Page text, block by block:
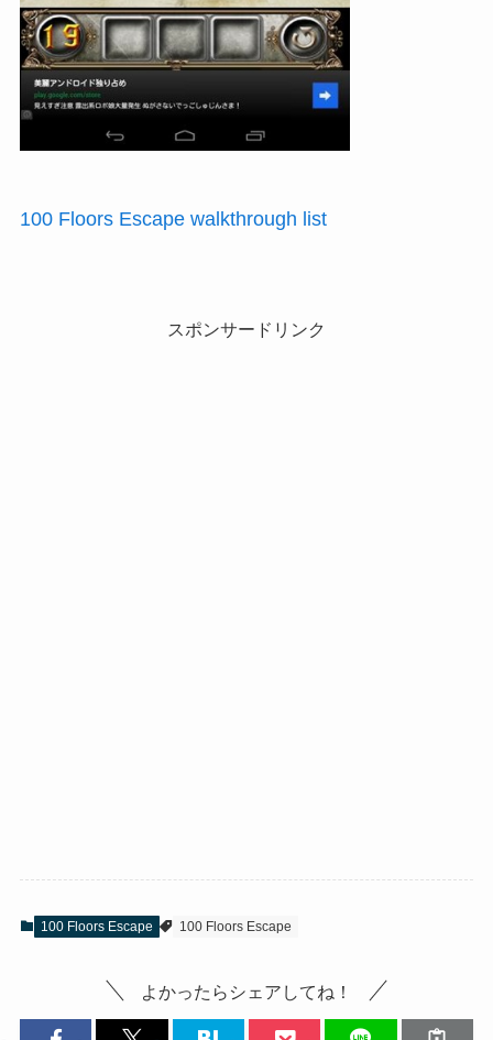
100 Floors Escape walkthrough list
スポンサードリンク
100 Floors Escape 100 Floors Escape
よかったらシェアしてね！